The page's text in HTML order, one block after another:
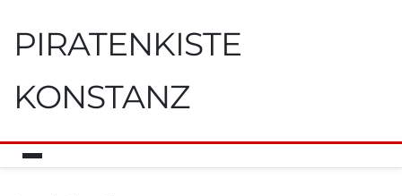
PIRATENKISTE
KONSTANZ